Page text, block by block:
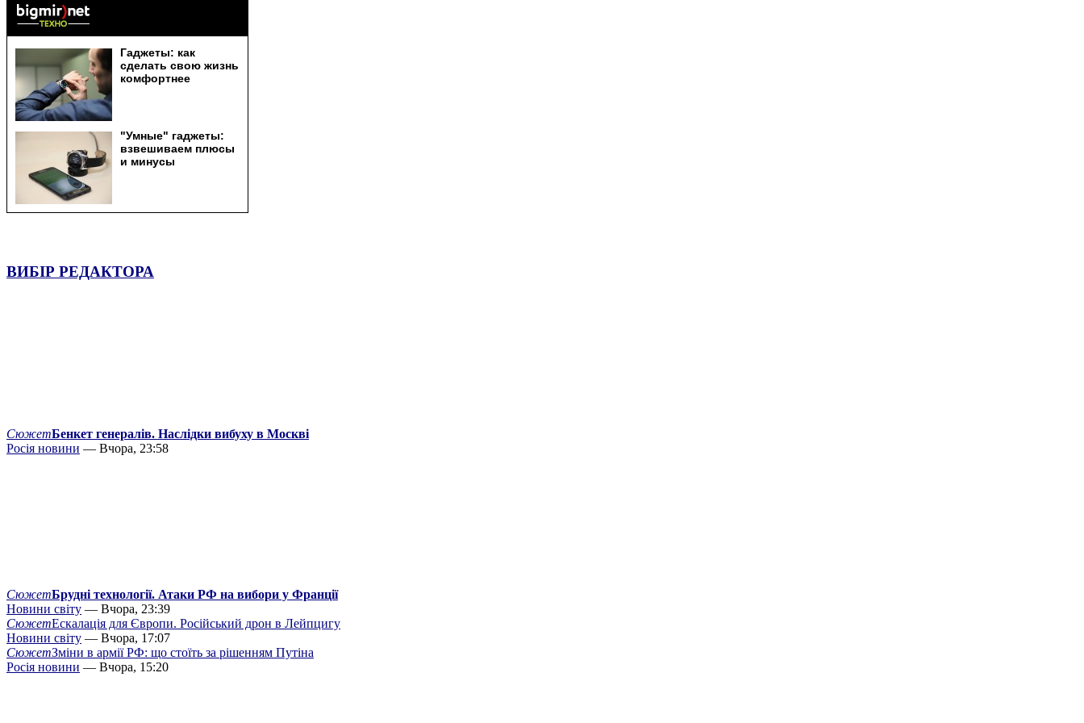
ВИБІР РЕДАКТОРА
СюжетБенкет генералів. Наслідки вибуху в Москві
Росія новини — Вчора, 23:58
СюжетБрудні технології. Атаки РФ на вибори у Франції
Новини світу — Вчора, 23:39
СюжетЕскалація для Європи. Російський дрон в Лейпцигу
Новини світу — Вчора, 17:07
СюжетЗміни в армії РФ: що стоїть за рішенням Путіна
Росія новини — Вчора, 15:20